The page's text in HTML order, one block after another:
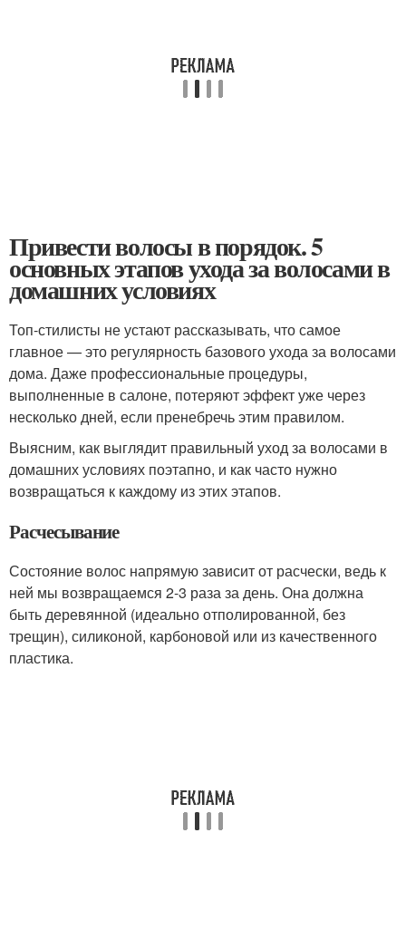
Привести волосы в порядок. 5
основных этапов ухода за волосами в
домашних условиях
Топ-стилисты не устают рассказывать, что самое
главное — это регулярность базового ухода за волосами
дома. Даже профессиональные процедуры,
выполненные в салоне, потеряют эффект уже через
несколько дней, если пренебречь этим правилом.
Выясним, как выглядит правильный уход за волосами в
домашних условиях поэтапно, и как часто нужно
возвращаться к каждому из этих этапов.
Расчесывание
Состояние волос напрямую зависит от расчески, ведь к
ней мы возвращаемся 2-3 раза за день. Она должна
быть деревянной (идеально отполированной, без
трещин), силиконой, карбоновой или из качественного
пластика.